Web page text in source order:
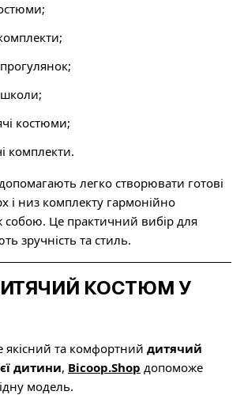
костюми;
комплекти.
легко створювати готові
і низ комплекту гармонійно
собою. Це практичний вибір для
зручність та стиль.
КОСТЮМ У
та комфортний дитячий
дитини, Bicoop.Shop допоможе
модель.